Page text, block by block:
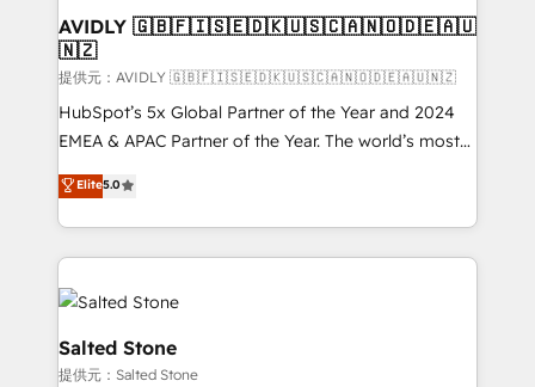
AVIDLY 🇬🇧🇫🇮🇸🇪🇩🇰🇺🇸🇨🇦🇳🇴🇩🇪🇦🇺
🇳🇿
提供元：AVIDLY 🇬🇧🇫🇮🇸🇪🇩🇰🇺🇸🇨🇦🇳🇴🇩🇪🇦🇺🇳🇿
HubSpot’s 5x Global Partner of the Year and 2024
EMEA & APAC Partner of the Year. The world’s most
experienced and fully accredited HubSpot Solutions
Partner. 🚀 With 2,750+ HubSpot projects delivered
and 370+ specialists across EMEA, APAC and NAM,
we de-risk complex CRM programmes and
accelerate ROI across every HubSpot Hub. 🧭 From
multi-region migrations to AI-powered automation,
we turn complexity into clarity, human at global
scale. 🏆 HubSpot’s CEO called us “the partner of the
Elite5.0
Salted Stone
提供元：Salted Stone